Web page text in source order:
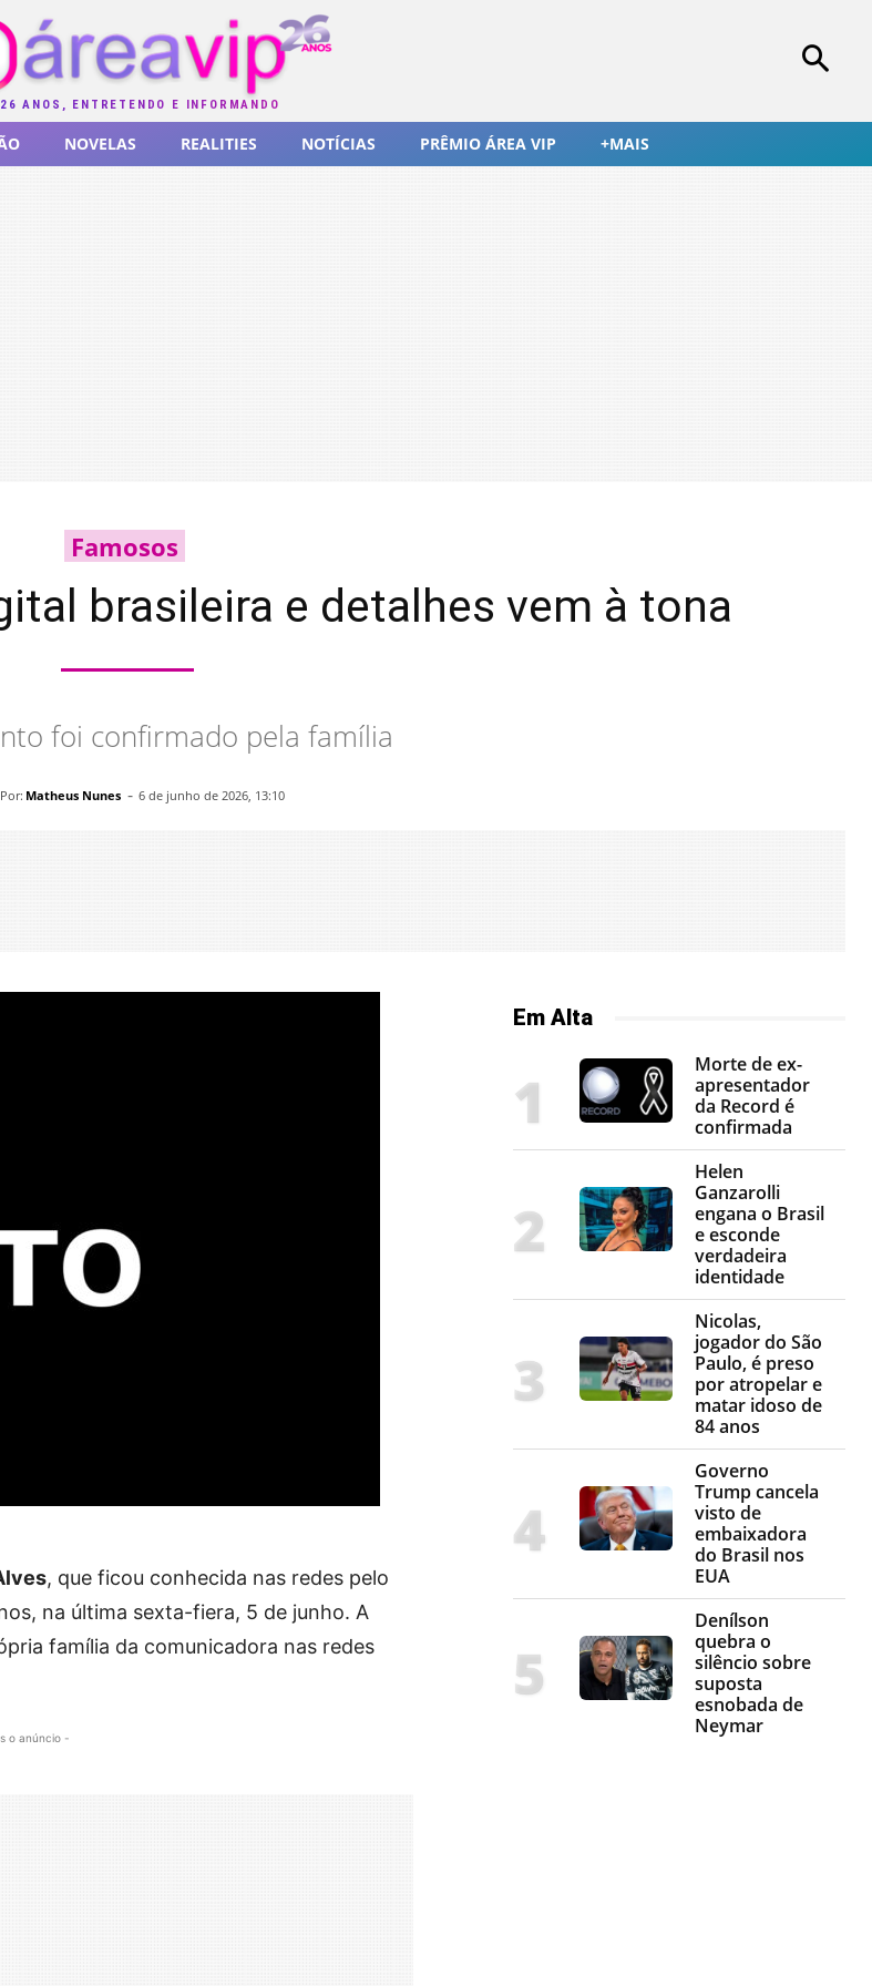
ANOS, ENTRETENDO E INFORMANDO
NOVELAS REALITIES NOTÍCIAS PRÊMIO ÁREA VIP +MAIS
Famosos
brasileira e detalhes vem à tona
foi confirmado pela família
Por: Matheus Nunes - 6 de junho de 2026, 13:10
, que ficou conhecida nas redes pelo
na última sexta-fiera, 5 de junho. A
família da comunicadora nas redes
o anúncio -
Em Alta
Morte de ex-
apresentador
da Record é
confirmada
Helen
Ganzarolli
engana o Brasil
e esconde
verdadeira
identidade
Nicolas,
jogador do São
Paulo, é preso
por atropelar e
matar idoso de
84 anos
Governo
Trump cancela
visto de
embaixadora
do Brasil nos
EUA
Denílson
quebra o
silêncio sobre
suposta
esnobada de
Neymar